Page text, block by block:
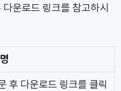
운로드 링크를 참고하시
후 다운로드 링크를 클릭